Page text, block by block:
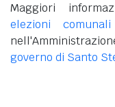
Maggiori
elezioni
governo di Santo